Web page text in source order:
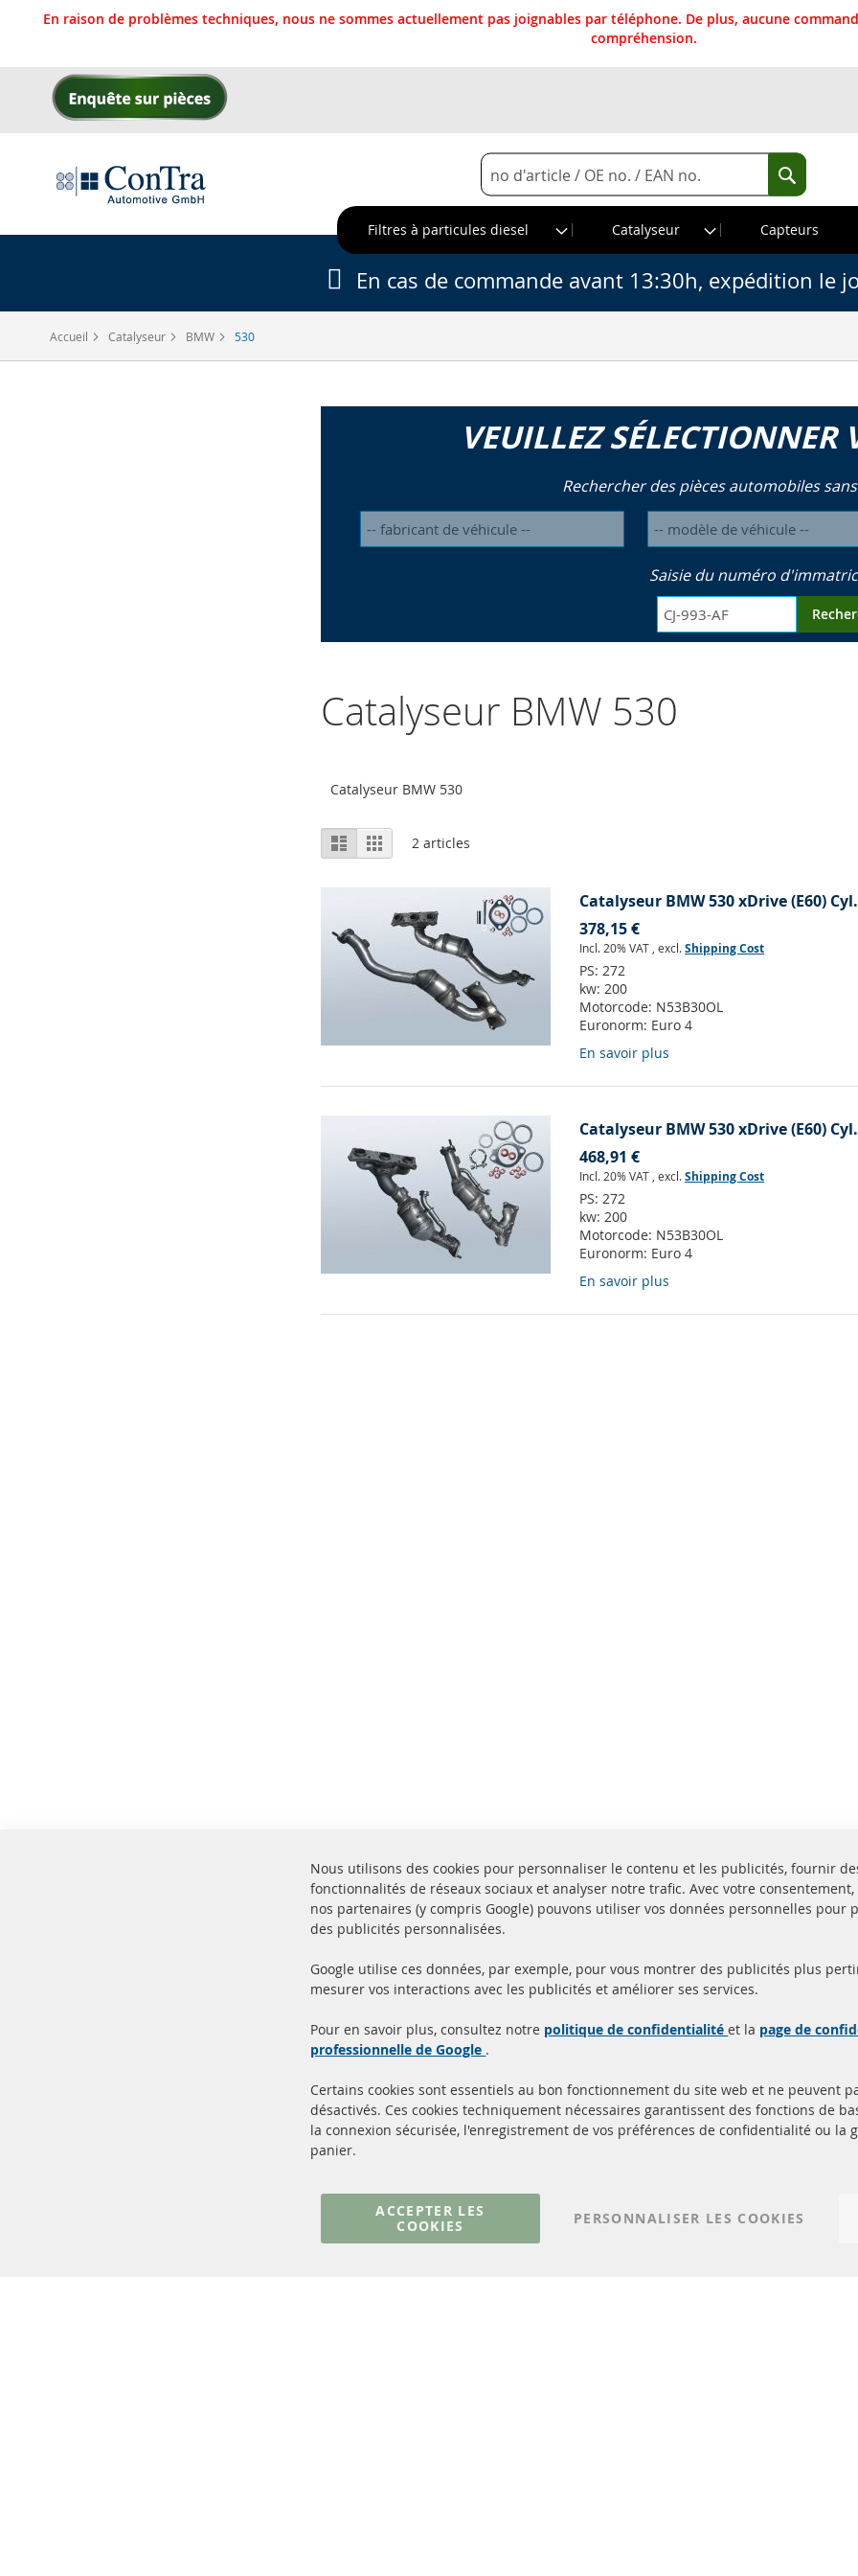
En raison de problèmes techniques, nous ne sommes actuellement pas joignables par téléphone. De plus, aucune
compréhension.
Allez
Rechercher
Rechercher
Filtres à particules diesel
Catalyseur Capteurs
Accueil Catalyseur BMW 530
En cas de commande avant 13:30h, expédition le
VEUILLEZ SÉLECTIONNER
Rechercher des pièces automobiles
Saisie du numéro
Catalyseur BMW 530
Catalyseur BMW 530
Afficher
en
Liste Grille2 articles
Catalyseur BMW 530 xDrive (E60)
378,15 €
Incl. 20% VAT ,excl.Shipping Cost
PS:272
kw:200
Motorcode: N53B30OL
Euronorm: Euro 4
En savoir plus
Catalyseur BMW 530 xDrive (E60)
468,91 €
Incl. 20% VAT ,excl.Shipping Cost
PS:272
kw:200
Motorcode: N53B30OL
Euronorm: Euro 4
En savoir plus
Livraison en 24 heures
Produits en stock
Toutes les pièces sont
homologuées avec la
d'homologation e
Quick Links
Filtres à particules diesel (FPD)
Matériel de montage
Service Clients
à propos de nous
Résilier le contrat
Nous utilisons des cookies pour personnaliser le contenu et les publicités, fournir
fonctionnalités de réseaux sociaux et analyser notre trafic. Avec votre
nos partenaires (y compris Google) pouvons utiliser vos données personnelles pour
des publicités personnalisées.
Google utilise ces données, par exemple, pour vous montrer des publicités plus
mesurer vos interactions avec les publicités et améliorer ses services.
Pour en savoir plus, consultez notre politique de confidentialitéet la page de
professionnelle de Google .
Certains cookies sont essentiels au bon fonctionnement du site web et ne peuvent
désactivés. Ces cookies techniquement nécessaires garantissent des fonctions de
la connexion sécurisée, l'enregistrement de vos préférences de confidentialité ou la
panier.
ACCEPTER LES
COOKIES
PERSONNALISER LES COOKIES